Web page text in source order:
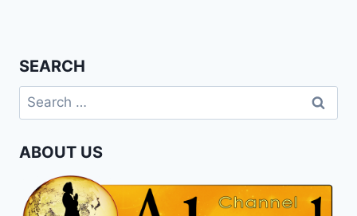
SEARCH
ABOUT US